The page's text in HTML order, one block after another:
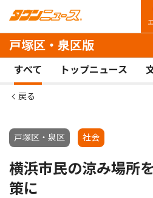
戸塚区・泉区版
すべて トップニュース
戻る
戸塚区・泉区 社会
横浜市民の涼み場所
策に